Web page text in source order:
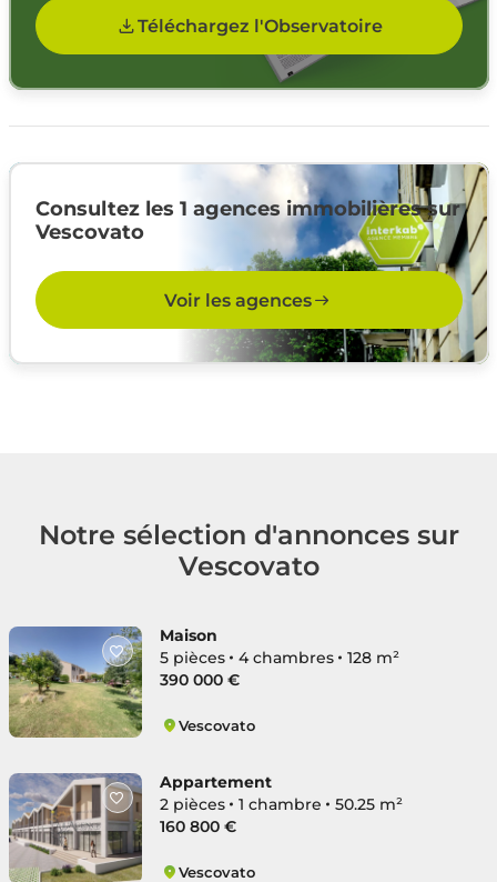
Téléchargez l'Observatoire
Consultez les 1 agences immobilières sur
Vescovato
Voir les agences
Notre sélection d'annonces sur
Vescovato
Maison
5 pièces
4 chambres
128 m²
390 000 €
Vescovato
Appartement
2 pièces
1 chambre
50.25 m²
160 800 €
Vescovato